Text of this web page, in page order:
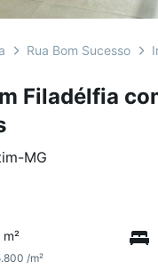
Rua Bom Sucesso
Filadélfia
-MG
/m²